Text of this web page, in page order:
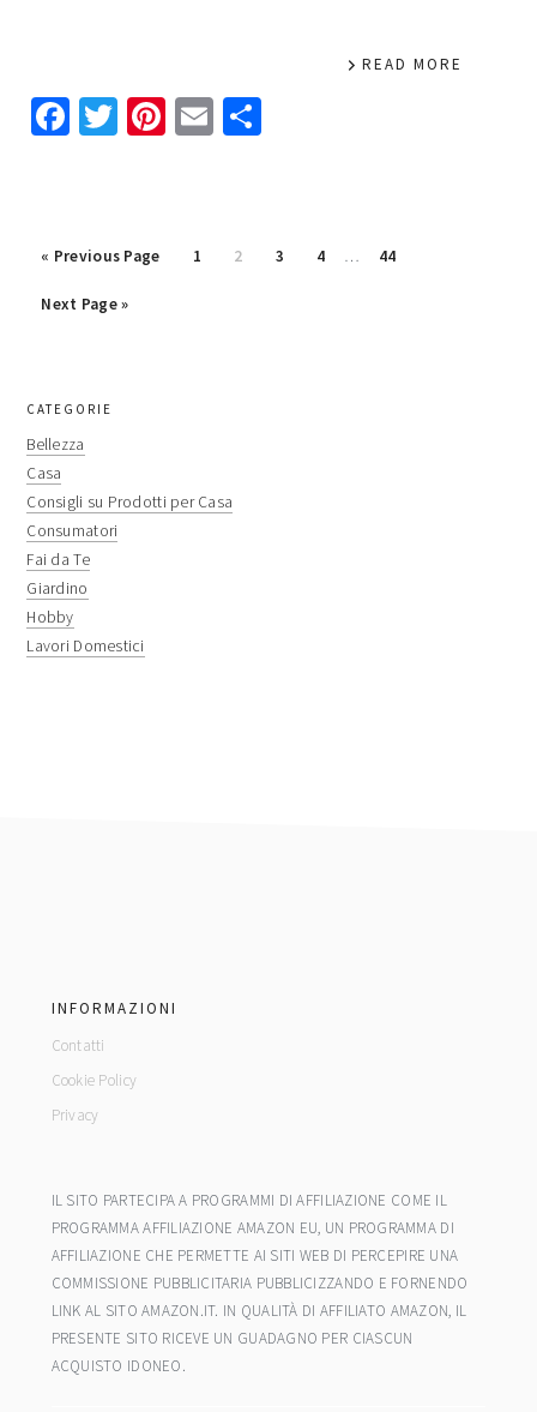
READ MORE
Facebook
Twitter
Pinterest
Email
« Go
Previous Page Page
1 Page
2 Page
3 Page
4 … Page
44
Go
Next Page »
primary
sidebar
CATEGORIE
Bellezza
Casa
Consigli su Prodotti per Casa
Consumatori
Fai da Te
Giardino
Hobby
Lavori Domestici
INFORMAZIONI
Contatti
Cookie Policy
Privacy
IL SITO PARTECIPA A PROGRAMMI DI AFFILIAZIONE COME IL
PROGRAMMA AFFILIAZIONE AMAZON EU, UN PROGRAMMA DI
AFFILIAZIONE CHE PERMETTE AI SITI WEB DI PERCEPIRE UNA
COMMISSIONE PUBBLICITARIA PUBBLICIZZANDO E FORNENDO
LINK AL SITO AMAZON.IT. IN QUALITÀ DI AFFILIATO AMAZON, IL
PRESENTE SITO RICEVE UN GUADAGNO PER CIASCUN
ACQUISTO IDONEO.